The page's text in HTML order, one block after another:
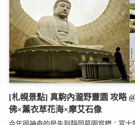
[札幌景點] 真駒內瀧野靈園 攻略
佛×薰衣草花海×摩艾石像